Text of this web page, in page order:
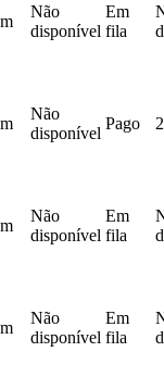
Não
disponível
Em
fila
Não
disponível
Pago
Não
disponível
Em
fila
Não
disponível
Em
fila